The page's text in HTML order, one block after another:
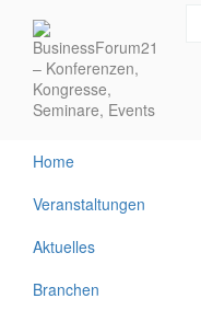
Inhalt
Home
Veranstaltungen
Aktuelles
Branchen